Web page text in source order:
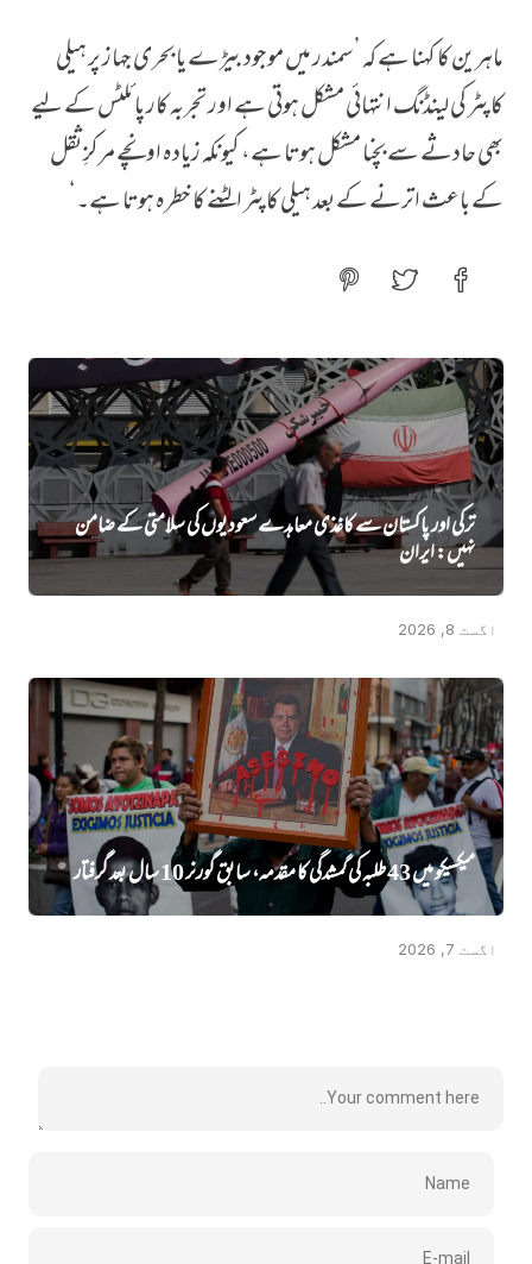
ماہرین کا کہنا ہے کہ ’سمندر میں موجود بیڑے یا بحری جہاز پر ہیلی
کاپٹر کی لینڈنگ انتہائی مشکل ہوتی ہے اور تجربہ کار پائلٹس کے لیے
بھی حادثے سے بچنا مشکل ہوتا ہے، کیونکہ زیادہ اونچے مرکزِ ثقل
کے باعث اترنے کے بعد ہیلی کاپٹر الٹنے کا خطرہ ہوتا ہے۔‘
ترکی اور پاکستان سے کاغذی معاہدے سعودیوں کی سلامتی کے ضامن
نہیں‌: ایران
اگست 8, 2026
میکسیکو میں 43 طلبہ کی گمشدگی کا مقدمہ، سابق گورنر 10 سال بعد گرفتار
اگست 7, 2026